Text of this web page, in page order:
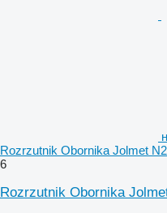
Rozrzutnik Obornika Jolmet
6
Rozrzutnik Obornika